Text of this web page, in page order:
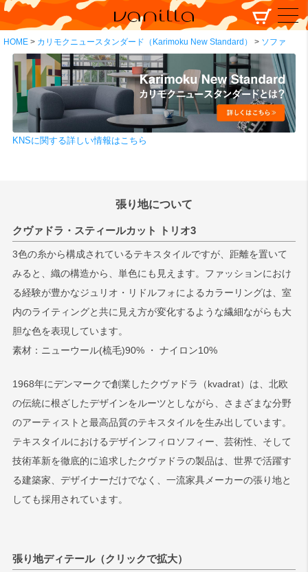
HOME カリモクニュースタンダード（Karimoku New Standard） ソファ
検索
KNSに関する詳しい情報はこちら
張り地について
クヴァドラ・スティールカット トリオ3
3色の糸から構成されているテキスタイルですが、距離を置いて
みると、織の構造から、単色にも見えます。ファッションにおけ
る経験が豊かなジュリオ・リドルフォによるカラーリングは、室
内のライティングと共に見え方が変化するような繊細ながらも大
胆な色を表現しています。
素材：ニューウール(梳毛)90% ・ ナイロン10%
1968年にデンマークで創業したクヴァドラ（kvadrat）は、北欧
の伝統に根ざしたデザインをルーツとしながら、さまざまな分野
のアーティストと最高品質のテキスタイルを生み出しています。
テキスタイルにおけるデザインフィロソフィー、芸術性、そして
技術革新を徹底的に追求したクヴァドラの製品は、世界で活躍す
る建築家、デザイナーだけでなく、一流家具メーカーの張り地と
しても採用されています。
張り地ディテール（クリックで拡大）